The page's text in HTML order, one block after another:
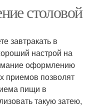
столовой
завтракать в
настрой на
оформлению
приемов позволят
пищи в
такую затею,